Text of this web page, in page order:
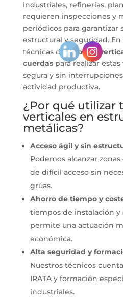
industriales, refinerías,
requieren inspecciones y
periódicos para garantizar
estructural y seguridad. En
técnicas detrabajos
cuerdaspara realizar estas
segura y sin
actividad productiva.
¿Por qué utilizar
verticales en
metálicas?
Acceso ágil y sin
Podemos alcanzar
de difícil acceso sin
grúas.
Ahorro de tiempo y
tiempos de instalación y
permite una actuación
económica.
Alta seguridad y
Nuestros técnicos
IRATA y formación
industriales.